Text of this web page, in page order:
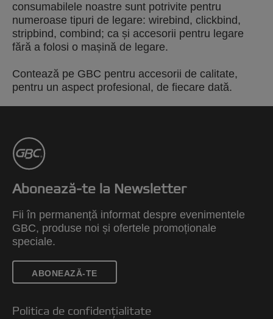
consumabilele noastre sunt potrivite pentru
numeroase tipuri de legare: wirebind, clickbind,
stripbind, combind; ca și accesorii pentru legare
fără a folosi o mașină de legare.
Contează pe GBC pentru accesorii de calitate,
pentru un aspect profesional, de fiecare dată.
Abonează-te la Newsletter
Fii în permanență informat despre evenimentele
GBC, produse noi și ofertele promoționale
speciale.
ABONEAZĂ-TE
Politica de confidențialitate